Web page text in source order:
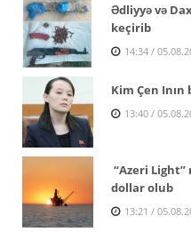
Ədliyyə və
keçirib
14:34 /
Kim Çen Inın
13:40 /
“Azeri
dollar olub
13:21 /